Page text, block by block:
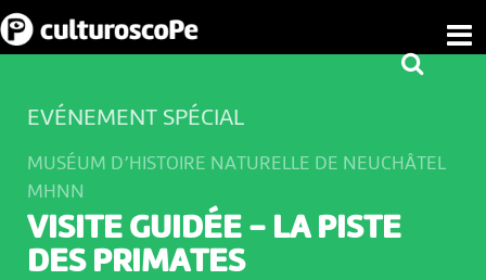
EVÉNEMENT SPÉCIAL
MUSÉUM D’HISTOIRE NATURELLE DE NEUCHÂTEL
MHNN
VISITE GUIDÉE - LA PISTE
DES PRIMATES